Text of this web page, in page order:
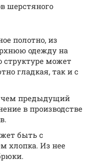
шерстяного
полотно, из
одежду на
структуре может
гладкая, так и с
чем предыдущий
в производстве
быть с
хлопка. Из нее